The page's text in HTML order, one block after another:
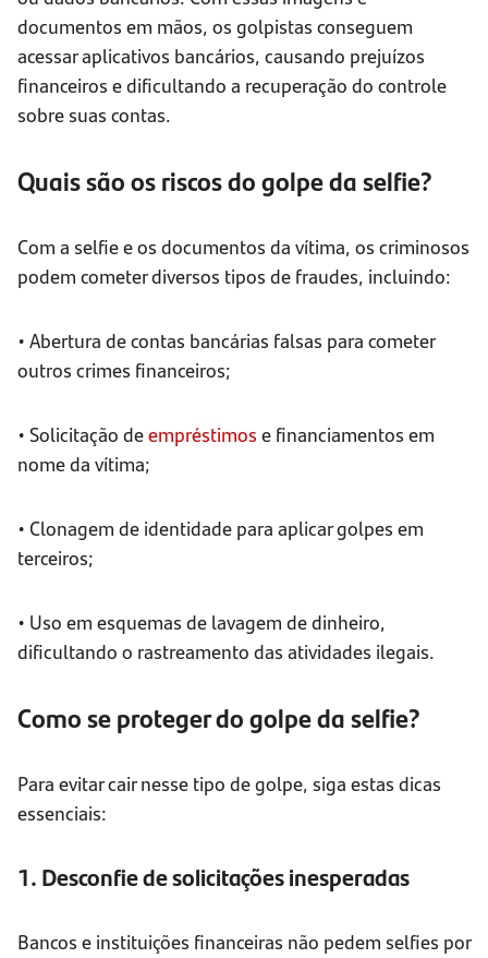
documentos em mãos, os golpistas conseguem
acessar aplicativos bancários, causando prejuízos
financeiros e dificultando a recuperação do controle
sobre suas contas.
Quais são os riscos do golpe da selfie?
Com a selfie e os documentos da vítima, os criminosos
podem cometer diversos tipos de fraudes, incluindo:
• Abertura de contas bancárias falsas para cometer
outros crimes financeiros;
• Solicitação deempréstimos e financiamentos em
nome da vítima;
• Clonagem de identidade para aplicar golpes em
terceiros;
• Uso em esquemas de lavagem de dinheiro,
dificultando o rastreamento das atividades ilegais.
Como se proteger do golpe da selfie?
Para evitar cair nesse tipo de golpe, siga estas dicas
essenciais:
1. Desconfie de solicitações inesperadas
Bancos e instituições financeiras não pedem selfies por